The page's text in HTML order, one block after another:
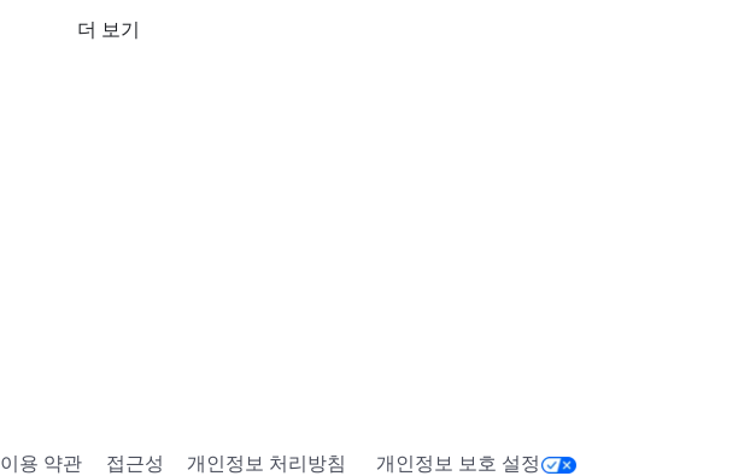
vénom 이 옷에 대한 모든 자산에 대한 완전한 권리
더 보기
이용 약관 접근성 개인정보 처리방침 개인정보 보호 설정